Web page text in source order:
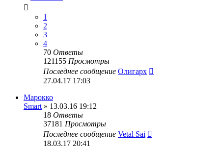
1
2
3
4
70 Ответы
121155 Просмотры
Последнее сообщение Олигарх
27.04.17 17:03
Марокко
Smart » 13.03.16 19:12
18 Ответы
37181 Просмотры
Последнее сообщение Vetal Sai
18.03.17 20:41